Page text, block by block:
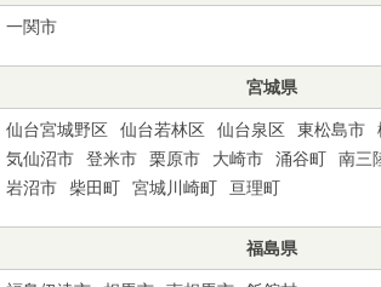
一関市
宮城県
仙台宮城野区 仙台若林区 仙台泉区 東松島市
気仙沼市
登米市 栗原市 大崎市 涌谷町 南三
岩沼市
柴田町 宮城川崎町 亘理町
福島県